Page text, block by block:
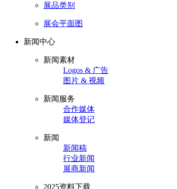
展品类别
展会平面图
新闻中心
新闻素材
Logos & 广告
图片 & 视频
新闻服务
合作媒体
媒体登记
新闻
新闻稿
行业新闻
展商新闻
2025资料下载